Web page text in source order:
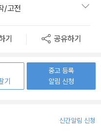
/고전
기 공유하기
기
중고 등록
알림 신청
신간알림 신청